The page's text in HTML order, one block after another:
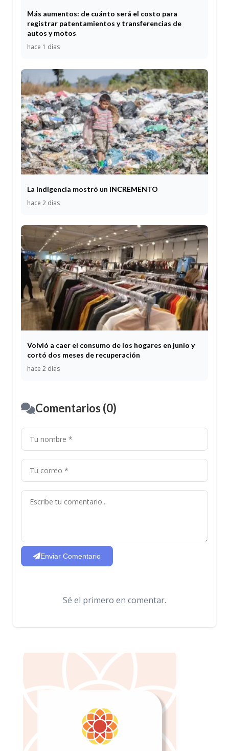
Más aumentos: de cuánto será el costo para
registrar patentamientos y transferencias de
autos y motos
hace 1 días
La indigencia mostró un INCREMENTO
hace 2 días
Volvió a caer el consumo de los hogares en junio y
cortó dos meses de recuperación
hace 2 días
Comentarios (0)
Enviar Comentario
Sé el primero en comentar.